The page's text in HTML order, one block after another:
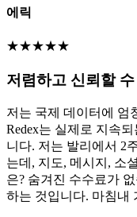
에릭
★★★★★
저렴하고 신뢰할
저는 국제 데이터에 엄
Redex는 실제로 지속
니다. 저는 발리에서 2
는데, 지도, 메시지, 소
은? 숨겨진 수수료가
하는 것입니다. 마침내